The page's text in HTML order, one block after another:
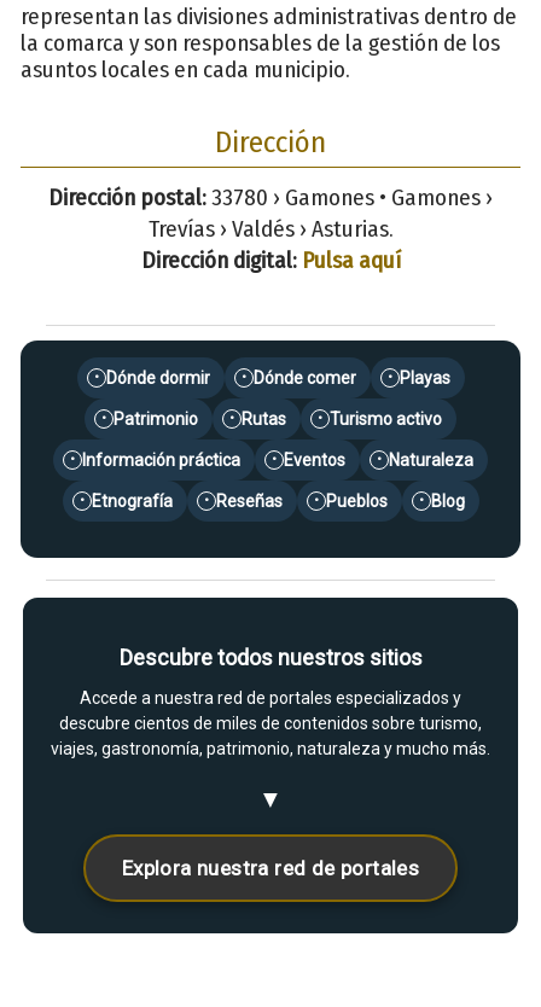
representan las divisiones administrativas dentro de
la comarca y son responsables de la gestión de los
asuntos locales en cada municipio.
Dirección
Dirección postal:33780 › Gamones • Gamones ›
Trevías › Valdés › Asturias.
Dirección digital: Pulsa aquí
• Dónde dormir • Dónde comer • Playas
• Patrimonio • Rutas • Turismo activo
• Información práctica • Eventos • Naturaleza
• Etnografía • Reseñas • Pueblos • Blog
Descubre todos nuestros sitios
Accede a nuestra red de portales especializados y
descubre cientos de miles de contenidos sobre turismo,
viajes, gastronomía, patrimonio, naturaleza y mucho más.
▼
Explora nuestra red de portales